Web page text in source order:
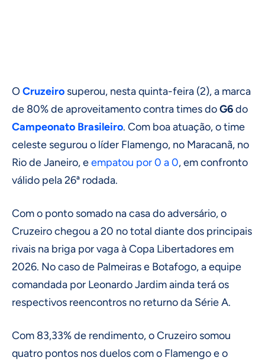
OCruzeiro superou, nesta quinta-feira (2), a marca
de 80% de aproveitamento contra times doG6do
Campeonato Brasileiro. Com boa atuação, o time
celeste segurou o líder Flamengo, no Maracanã, no
Rio de Janeiro, eempatou por 0 a 0, em confronto
válido pela 26ª rodada.
Com o ponto somado na casa do adversário, o
Cruzeiro chegou a 20 no total diante dos principais
rivais na briga por vaga à Copa Libertadores em
2026. No caso de Palmeiras e Botafogo, a equipe
comandada por Leonardo Jardim ainda terá os
respectivos reencontros no returno da Série A.
Com 83,33% de rendimento, o Cruzeiro somou
quatro pontos nos duelos com o Flamengo e o